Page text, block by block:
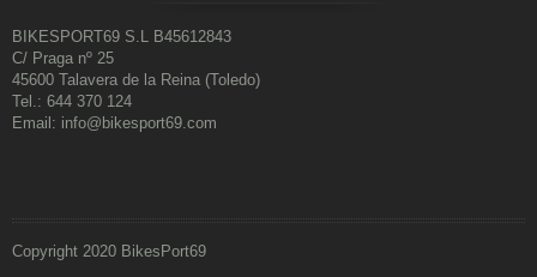
BIKESPORT69 S.L B45612843
C/ Praga nº 25
45600 Talavera de la Reina (Toledo)
Tel.: 644 370 124
Email: info@bikesport69.com
Copyright 2020 BikesPort69